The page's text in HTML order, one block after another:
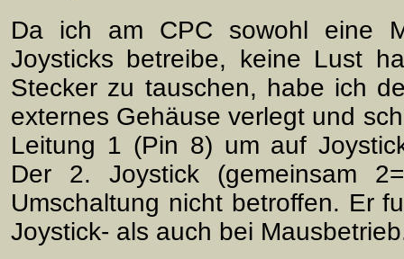
Da ich am CPC sowohl eine
Joysticks betreibe, keine Lust
Stecker zu tauschen, habe ich
externes Gehäuse verlegt und
Leitung 1 (Pin 8) um auf
Der 2. Joystick (gemeinsam
Umschaltung nicht betroffen. Er
Joystick- als auch bei